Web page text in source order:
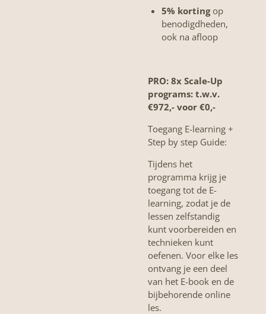
5% korting op
benodigdheden,
ook na afloop
PRO: 8x Scale-Up
programs: t.w.v.
€972,- voor €0,-
Toegang E-learning +
Step by step Guide:
Tijdens het
programma krijg je
toegang tot de E-
learning, zodat je de
lessen zelfstandig
kunt voorbereiden en
technieken kunt
oefenen. Voor elke les
ontvang je een deel
van het E-book en de
bijbehorende online
les.